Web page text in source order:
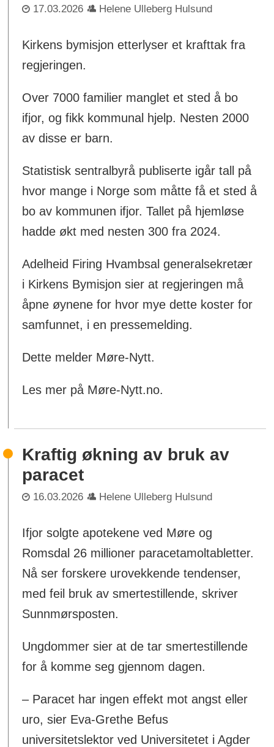
17.03.2026 Helene Ulleberg Hulsund
Kirkens bymisjon etterlyser et krafttak fra
regjeringen.
Over 7000 familier manglet et sted å bo
ifjor, og fikk kommunal hjelp. Nesten 2000
av disse er barn.
Statistisk sentralbyrå publiserte igår tall på
hvor mange i Norge som måtte få et sted å
bo av kommunen ifjor. Tallet på hjemløse
hadde økt med nesten 300 fra 2024.
Adelheid Firing Hvambsal generalsekretær
i Kirkens Bymisjon sier at regjeringen må
åpne øynene for hvor mye dette koster for
samfunnet, i en pressemelding.
Dette melder Møre-Nytt.
Les mer på Møre-Nytt.no.
Kraftig økning av bruk av
paracet
16.03.2026 Helene Ulleberg Hulsund
Ifjor solgte apotekene ved Møre og
Romsdal 26 millioner paracetamoltabletter.
Nå ser forskere urovekkende tendenser,
med feil bruk av smertestillende, skriver
Sunnmørsposten.
Ungdommer sier at de tar smertestillende
for å komme seg gjennom dagen.
– Paracet har ingen effekt mot angst eller
uro, sier Eva-Grethe Befus
universitetslektor ved Universitetet i Agder